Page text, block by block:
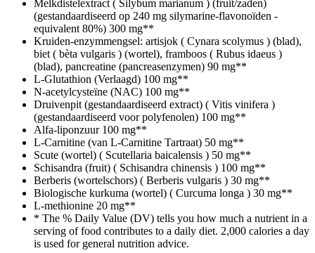
Melkdistelextract ( Silybum marianum ) (fruit/zaden)
(gestandaardiseerd op 240 mg silymarine-flavonoïden -
equivalent 80%) 300 mg**
Kruiden-enzymmengsel: artisjok ( Cynara scolymus ) (blad),
biet ( bèta vulgaris ) (wortel), framboos ( Rubus idaeus )
(blad), pancreatine (pancreasenzymen) 90 mg**
L-Glutathion (Verlaagd) 100 mg**
N-acetylcysteïne (NAC) 100 mg**
Druivenpit (gestandaardiseerd extract) ( Vitis vinifera )
(gestandaardiseerd voor polyfenolen) 100 mg**
Alfa-liponzuur 100 mg**
L-Carnitine (van L-Carnitine Tartraat) 50 mg**
Scute (wortel) ( Scutellaria baicalensis ) 50 mg**
Schisandra (fruit) ( Schisandra chinensis ) 100 mg**
Berberis (wortelschors) ( Berberis vulgaris ) 30 mg**
Biologische kurkuma (wortel) ( Curcuma longa ) 30 mg**
L-methionine 20 mg**
* The % Daily Value (DV) tells you how much a nutrient in a
serving of food contributes to a daily diet. 2,000 calories a day
is used for general nutrition advice.